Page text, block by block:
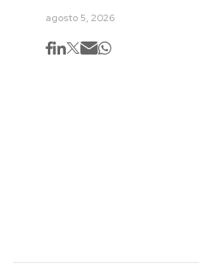
agosto 5, 2026